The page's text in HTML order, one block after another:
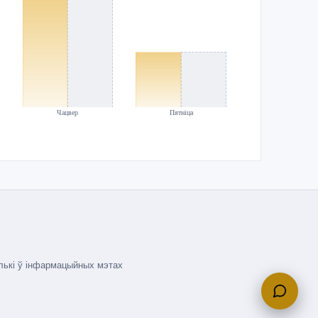
Чацвер Пятніца
ў інфармацыйных мэтах